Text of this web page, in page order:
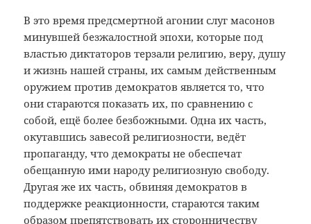
В это время предсмертной агонии слуг масонов
минувшей безжалостной эпохи, которые под
властью диктаторов терзали религию, веру, душу
и жизнь нашей страны, их самым действенным
оружием против демократов является то, что
они стараются показать их, по сравнению с
собой, ещё более безбожными. Одна их часть,
окутавшись завесой религиозности, ведёт
пропаганду, что демократы не обеспечат
обещанную ими народу религиозную свободу.
Другая же их часть, обвиняя демократов в
поддержке реакционности, стараются таким
образом препятствовать их сторонничеству